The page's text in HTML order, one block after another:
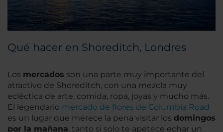
Qué hacer en Shoreditch, Londres
Los mercados son una parte muy importante del
atractivo de Shoreditch, con una mezcla muy
ecléctica de arte, comida, ropa, joyas y mucho más.
El legendario mercado de flores de Columbia Road
es un lugar que merece la pena visitar los domingos
por la mañana, tanto si solo te apetece echar un